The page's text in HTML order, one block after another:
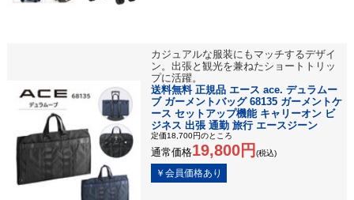
カジュアルな服装にもマッチするデザイ
ン。出張と観光を兼ねたショートトリッ
プに活躍。
送料無料 正規品 エース ace. デュラムー
ブ ガーメントバッグ 68135 ガーメントケ
ース セットアップ機能 キャリーオン ビ
ジネス 出張 通勤 旅行 エースジーン
定価18,700円のところ
通常価格19,800円 (税込)